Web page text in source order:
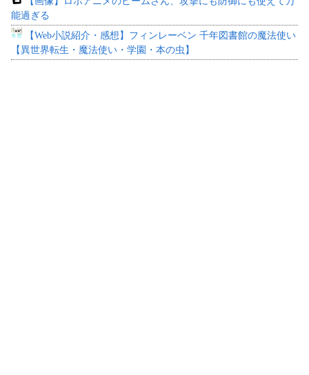
能過ぎる
【Web小説紹介・感想】フィンレーベン 千年図書館の魔法使い
【異世界転生・魔法使い・学園・本の虫】